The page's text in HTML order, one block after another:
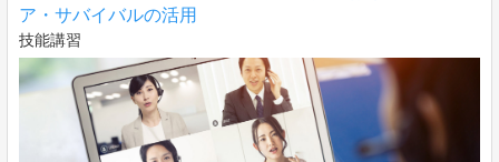
ア・サバイバルの活用
技能講習